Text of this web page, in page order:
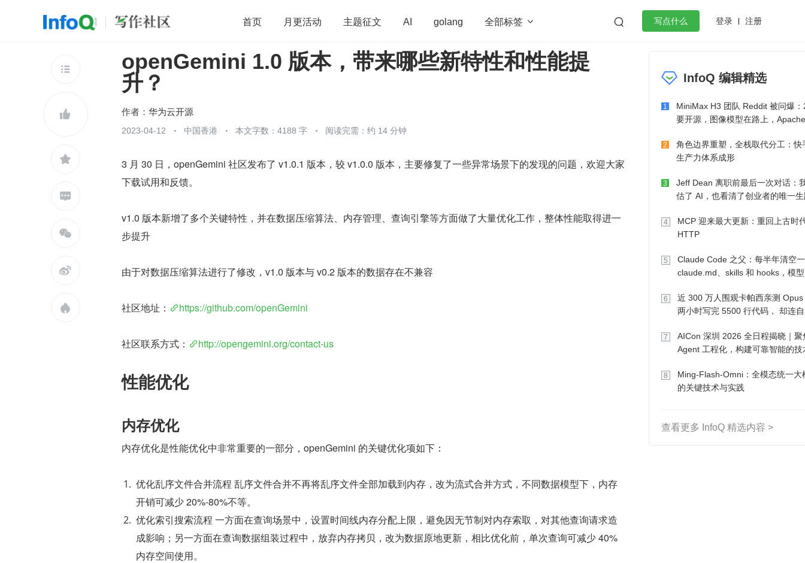
首页 月更活动 主题征文 AI golang 全部标签   写点什么 登录 注册
Java 开源 架构 OpenHarmony 算法 学习方法 Web3.0 高效工作 数据库
大数据 flutter
查看更多







openGemini 1.0 版本，带来哪些新特性和性能提
升？
作者： 华为云开源
2023-04-12 中国香港 本文字数：4188 字 阅读完需：约 14 分钟
3 月 30 日，openGemini 社区发布了 v1.0.1 版本，较 v1.0.0 版本，主要修复了一些异常场景下的发现的问题，欢迎大家
下载试用和反馈。
v1.0 版本新增了多个关键特性，并在数据压缩算法、内存管理、查询引擎等方面做了大量优化工作，整体性能取得进一
步提升
由于对数据压缩算法进行了修改，v1.0 版本与 v0.2 版本的数据存在不兼容
社区地址：​ ​https://github.com/openGemini​
社区联系方式：​ ​http://opengemini.org/contact-us​
性能优化
内存优化
内存优化是性能优化中非常重要的一部分，openGemini 的关键优化项如下：
优化乱序文件合并流程 乱序文件合并不再将乱序文件全部加载到内存，改为流式合并方式，不同数据模型下，内存
开销可减少 20%-80%不等。
优化索引搜索流程 一方面在查询场景中，设置时间线内存分配上限，避免因无节制对内存索取，对其他查询请求造
成影响；另一方面在查询数据组装过程中，放弃内存拷贝，改为数据原地更新，相比优化前，单次查询可减少 40%
内存空间使用。
InfoQ 编辑精选
1
MiniMax H3 团队 Reddit 被问爆：
要开源，图像模型在路上，
2
角色边界重塑，全栈取代分工：快
生产力体系成形
3
Jeff Dean 离职前最后一次对话：
估了 AI，也看清了创业者的唯一
4
MCP 迎来最大更新：重回上古时
HTTP
5
Claude Code 之父：每半年清空
claude.md、skills 和 hooks，模
6
近 300 万人围观卡帕西亲测 Opus
两小时写完 5500 行代码， 却连
7
AICon 深圳 2026 全日程揭晓｜聚
Agent 工程化，构建可靠智能的技
8
Ming-Flash-Omni：全模态统一大
的关键技术与实践
查看更多 InfoQ 精选内容 >